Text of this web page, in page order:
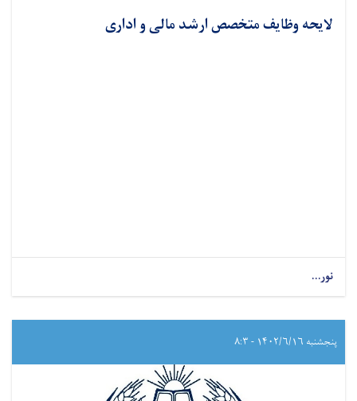
لایحه وظایف متخصص ارشد مالی و اداری
نور...
پنجشنبه ۱۴۰۲/۶/۱۶ - ۸:۳